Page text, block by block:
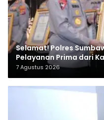
Selamat! Polres
Pelayanan Prima dari
7 Agustus 2026